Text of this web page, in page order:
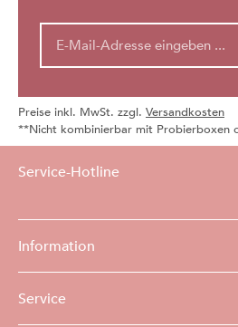
Preise inkl. MwSt. zzgl. Versandkosten
**Nicht kombinierbar mit Probierboxen
Service-Hotline
Information
Service